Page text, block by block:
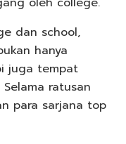
dan school,
hanya
juga tempat
ratusan
para sarjana top